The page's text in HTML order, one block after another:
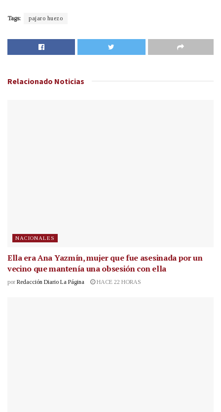
Tags: pajaro huezo
Relacionado Noticias
NACIONALES
Ella era Ana Yazmín, mujer que fue asesinada por un
vecino que mantenía una obsesión con ella
por Redacción Diario La Página HACE 22 HORAS